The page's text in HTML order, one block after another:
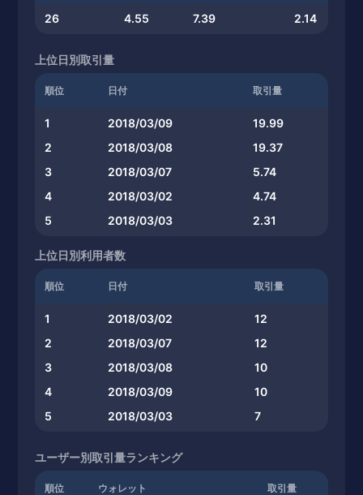
26 4.55 7.39 2.14
上位日別取引量
順位 日付 取引量
1 2018/03/09
19.99
2
2018/03/08
19.37
3
2018/03/07
5.74
4
2018/03/02
4.74
5
2018/03/03 2.31
上位日別利用者数
順位 日付 取引量
1 2018/03/02
12
2
2018/03/07
12
3
2018/03/08
10
4
2018/03/09
10
5
2018/03/03 7
ユーザー別取引量ランキング
順位 ウォレット 取引量